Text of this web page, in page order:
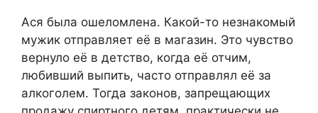
Ася была ошеломлена. Какой-то незнакомый
мужик отправляет её в магазин. Это чувство
вернуло её в детство, когда её отчим,
любивший выпить, часто отправлял её за
алкоголем. Тогда законов, запрещающих